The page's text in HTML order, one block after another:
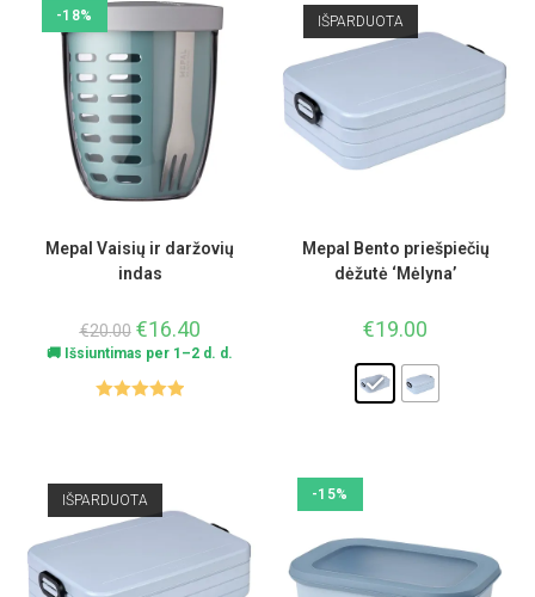
-18%
Mepal Vaisių ir daržovių
indas
€20.00 €16.40
🚚 Išsiuntimas per 1–2 d. d.
IŠPARDUOTA
Mepal Bento priešpiečių
dėžutė ‘Mėlyna’
€19.00
IŠPARDUOTA -15%